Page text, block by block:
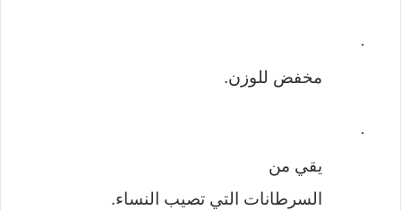
·
مخفض للوزن.
·
يقي من
السرطانات التي تصيب النساء.